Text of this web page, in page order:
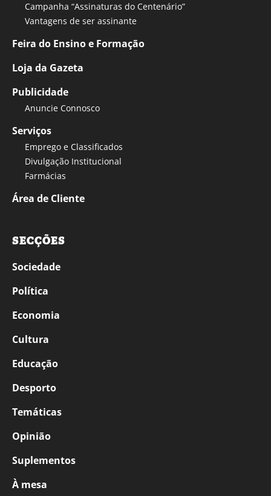
Campanha “Assinaturas do Centenário”
Vantagens de ser assinante
Feira do Ensino e Formação
Loja da Gazeta
Publicidade
Anuncie Connosco
Serviços
Emprego e Classificados
Divulgação Institucional
Farmácias
Área de Cliente
SECÇÕES
Sociedade
Política
Economia
Cultura
Educação
Desporto
Temáticas
Opinião
Suplementos
À mesa